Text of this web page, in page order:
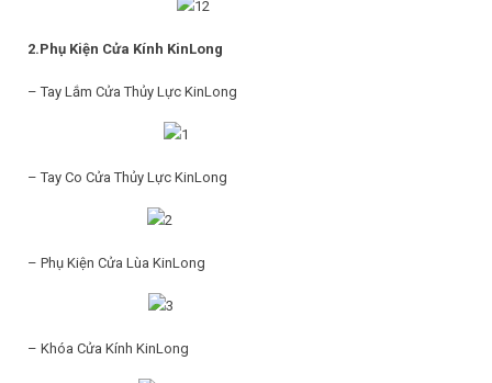
2.Phụ Kiện Cửa Kính KinLong
– Tay Lắm Cửa Thủy Lực KinLong
– Tay Co Cửa Thủy Lực KinLong
– Phụ Kiện Cửa Lùa KinLong
– Khóa Cửa Kính KinLong